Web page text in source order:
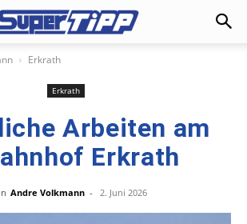
Erkrath
Erkrath
Arbeiten am
Erkrath
Andre Volkmann - 2. Juni 2026